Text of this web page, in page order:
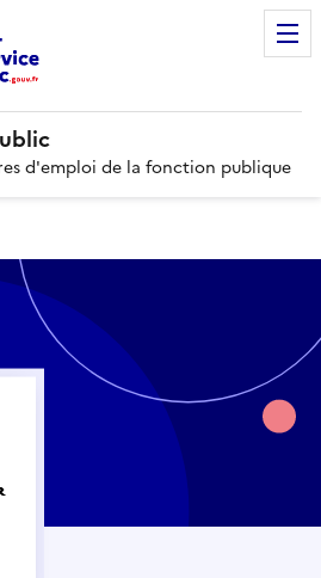
d'emploi de la fonction publique